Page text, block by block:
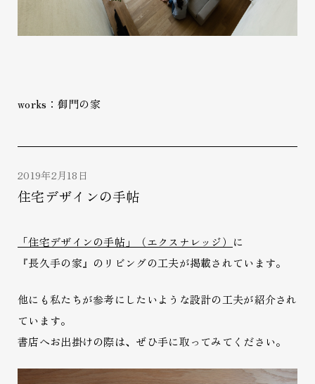
works：御門の家
2019年2月18日
住宅デザインの手帖
「住宅デザインの手帖」（エクスナレッジ） に
『長久手の家』のリビングの工夫が掲載されています。
他にも私たちが参考にしたいような設計の工夫が紹介され
ています。
書店へお出掛けの際は、ぜひ手に取ってみてください。